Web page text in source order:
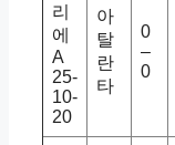
리
에
A
25-
10-
20
아
탈
란
타
0
–
0